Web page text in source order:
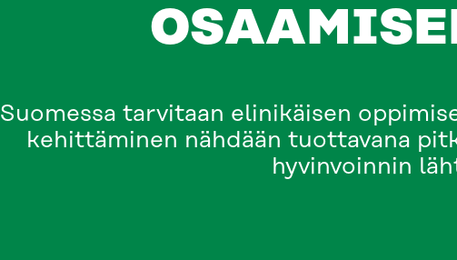
Suomessa tarvitaan elinikäisen
kehittäminen nähdään tuottavana
hyvinvoinnin